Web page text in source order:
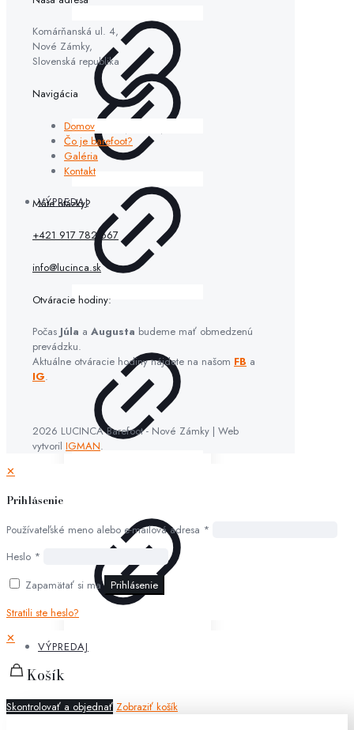
VÝPREDAJ
VÝPREDAJ
Komárňanská ul. 4,
Nové Zámky,
Slovenská republika
Navigácia
Domov
Čo je barefoot?
Galéria
Kontakt
Máte otázky?
+421 917 782 667
info@lucinca.sk
Otváracie hodiny:
Počas Júla a Augusta budeme mať obmedzenú
prevádzku.
Aktuálne otváracie hodiny nájdete na našom FB a
IG.
2026 LUCINCA Barefoot - Nové Zámky | Web
vytvoril IGMAN.
✕
Prihlásenie
Používateľské meno alebo e-mailová adresa *
Heslo *
Zapamätať si ma
Prihlásenie
Stratili ste heslo?
✕
Košík
Skontrolovať a objednať Zobraziť košík